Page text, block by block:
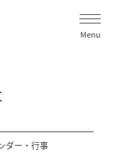
Menu
ダー・行事